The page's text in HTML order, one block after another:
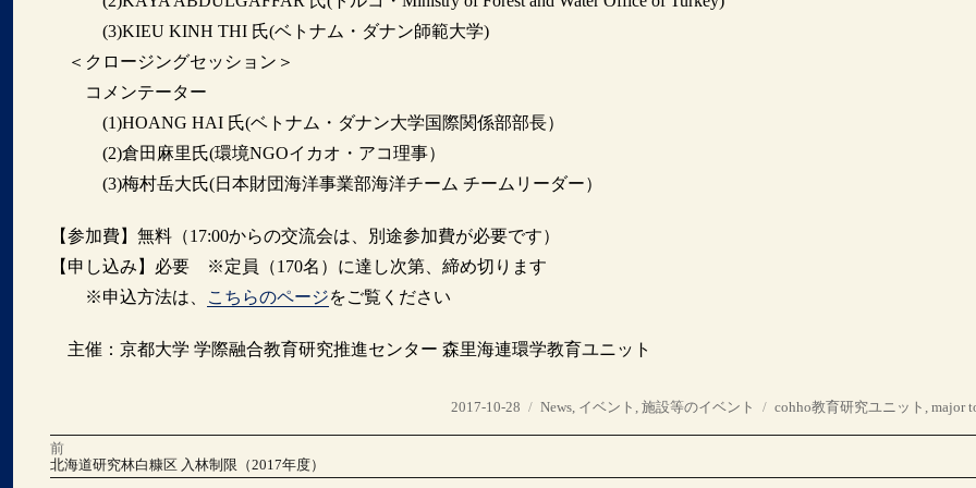
(3)KIEU KINH THI 氏(ベトナム・ダナン師範大学)
＜クロージングセッション＞
コメンテーター
(1)HOANG HAI 氏(ベトナム・ダナン大学国際関係部部長）
(2)倉田麻里氏(環境NGOイカオ・アコ理事）
(3)梅村岳大氏(日本財団海洋事業部海洋チーム チームリーダー）
【参加費】無料（17:00からの交流会は、別途参加費が必要です）
【申し込み】必要 ※定員（170名）に達し次第、締め切ります
※申込方法は、
こちらのページをご覧ください
主催：京都大学 学際融合教育研究推進センター 森里海連環学教育ユニット
投
2017-10-28
カ
リ
News イベント ,施設等のイベント
タ
cohho教育研究ユニット ,major
投
前
前
の
北海道研究林白糠区 入林制限（2017年度）